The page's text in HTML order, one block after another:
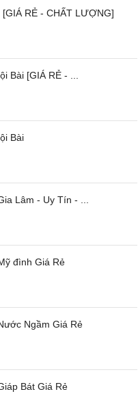
RẺ - CHẤT LƯỢNG]
Bài [GIÁ RẺ - ...
Bài
Lâm - Uy Tín - ...
đình Giá Rẻ
Ngầm Giá Rẻ
Bát Giá Rẻ